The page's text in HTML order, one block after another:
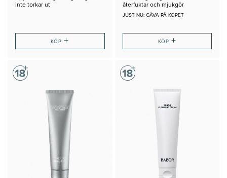
inte torkar ut
KÖP+
återfuktar och mjukgör
JUST NU: GÅVA PÅ KÖPET
KÖP +